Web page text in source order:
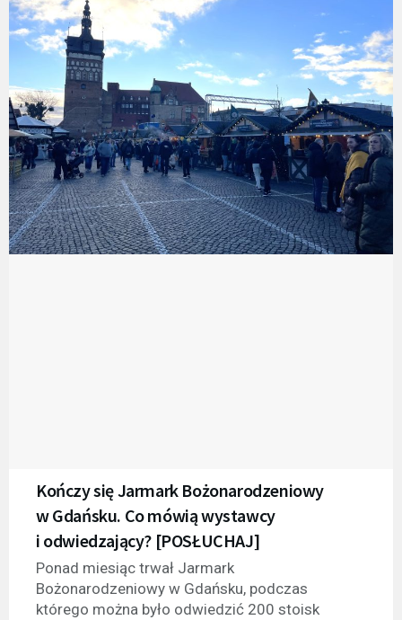
Kończy się Jarmark Bożonarodzeniowy
w Gdańsku. Co mówią wystawcy
i odwiedzający? [POSŁUCHAJ]
Ponad miesiąc trwał Jarmark
Bożonarodzeniowy w Gdańsku, podczas
którego można było odwiedzić 200 stoisk